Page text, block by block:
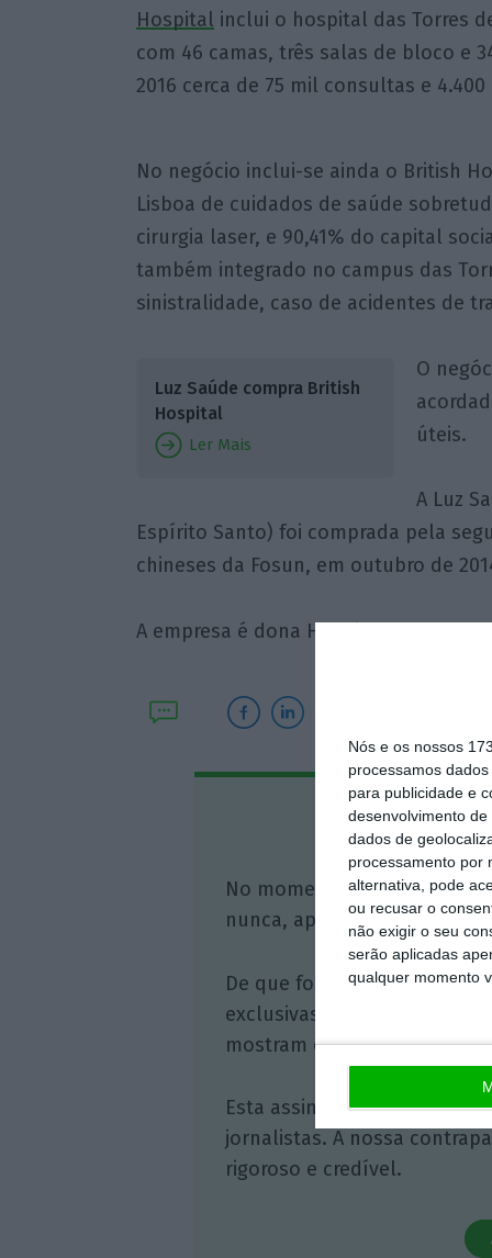
Nós e os nossos
processamos
para publicidade e
desenvolvimento de
dados de
processamento por
alternativa, pode
ou recusar o
não exigir o seu
serão aplicadas
qualquer momento
Hospital inclui o hospital das Torres
com 46 camas, três salas de bloco e
2016 cerca de 75 mil consultas e
No negócio inclui-se ainda o British
Lisboa de cuidados de saúde
cirurgia laser, e 90,41% do capital
também integrado no campus das
sinistralidade, caso de acidentes de
Luz Saúde compra British
Hospital
Ler Mais
O
úteis.
A Luz
Espírito Santo) foi comprada pela
chineses da Fosun, em outubro de
A empresa é dona Hospital da Luz,
Assine o
No momento em que a
nunca, apoie o jornalismo
De que forma? Assine o
exclusivas, à opinião que
mostram o outro lado da
Esta assinatura é uma
jornalistas. A nossa
rigoroso e credível.